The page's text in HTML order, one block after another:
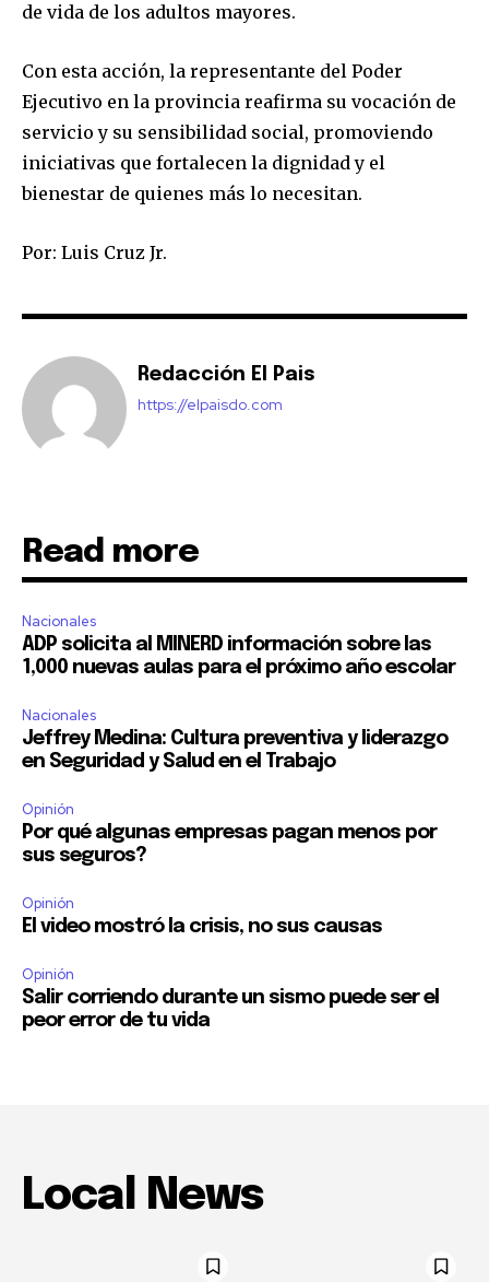
de vida de los adultos mayores.
Con esta acción, la representante del Poder
Ejecutivo en la provincia reafirma su vocación de
servicio y su sensibilidad social, promoviendo
iniciativas que fortalecen la dignidad y el
bienestar de quienes más lo necesitan.
Por: Luis Cruz Jr.
Redacción El Pais
https://elpaisdo.com
Read more
Nacionales
ADP solicita al MINERD información sobre las
1,000 nuevas aulas para el próximo año escolar
Nacionales
Jeffrey Medina: Cultura preventiva y liderazgo
en Seguridad y Salud en el Trabajo
Opinión
Por qué algunas empresas pagan menos por
sus seguros?
Opinión
El video mostró la crisis, no sus causas
Opinión
Salir corriendo durante un sismo puede ser el
peor error de tu vida
Local News